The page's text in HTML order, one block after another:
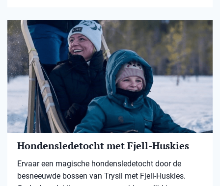
Hondensledetocht met Fjell-Huskies
Ervaar een magische hondensledetocht door de
besneeuwde bossen van Trysil met Fjell-Huskies.